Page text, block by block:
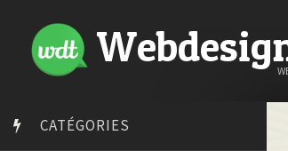
CATÉGORIES